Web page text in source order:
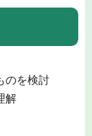
のを検討
解